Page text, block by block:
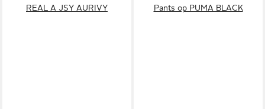
REAL A JSY AURIVY
Pants op PUMA BLACK